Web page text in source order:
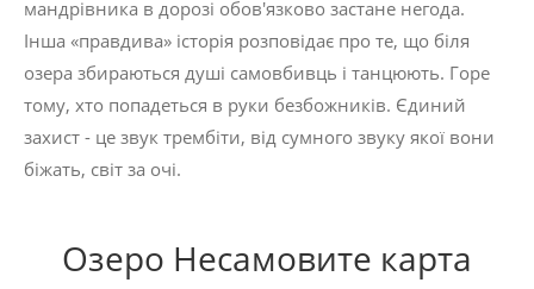
мандрівника в дорозі обов'язково застане негода.
Інша «правдива» історія розповідає про те, що біля
озера збираються душі самовбивць і танцюють. Горе
тому, хто попадеться в руки безбожників. Єдиний
захист - це звук трембіти, від сумного звуку якої вони
біжать, світ за очі.
Озеро Несамовите карта